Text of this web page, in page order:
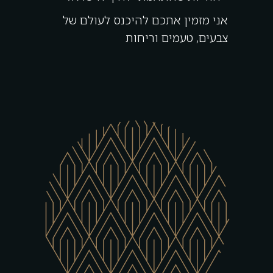
אני מזמין אתכם להיכנס לעולם של
צבעים, טעמים וריחות